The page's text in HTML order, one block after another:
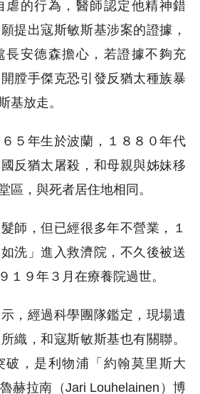
虐的行為，醫師認定他精神錯
提出寇斯敏斯基涉案的證據，
長安德森擔心，若證據不夠充
膛手傑克恐引發反猶太種族暴
基放走。
５年生於波蘭，１８８０年代
反猶太屠殺，和母親與姊妹移
區，與死者居住地相同。
師，但已經很多年不營業，１
洗」進入救濟院，不久後被送
１９年３月在療養院過世。
，經過科學團隊鑑定，現場遺
織，和寇斯敏斯基也有關聯。
破，是利物浦「約翰莫里斯大
赫拉南（Jari Louhelainen）博